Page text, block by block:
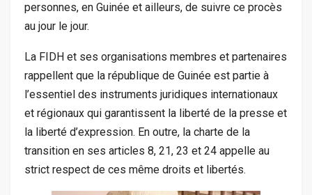
personnes, en Guinée et ailleurs, de suivre ce procès
au jour le jour.
La FIDH et ses organisations membres et partenaires
rappellent que la république de Guinée est partie à
l’essentiel des instruments juridiques internationaux
et régionaux qui garantissent la liberté de la presse et
la liberté d’expression. En outre, la charte de la
transition en ses articles 8, 21, 23 et 24 appelle au
strict respect de ces même droits et libertés.